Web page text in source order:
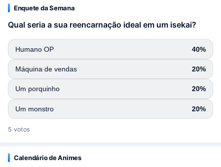
Enquete da Semana
Qual seria a sua reencarnação ideal em um isekai?
Humano OP 40%
Máquina de vendas 20%
Um porquinho 20%
Um monstro 20%
5 votos
Calendário de Animes